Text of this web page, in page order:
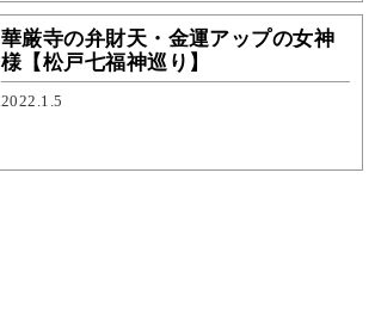
華厳寺の弁財天・金運アップの女神
様【松戸七福神巡り】
2022.1.5